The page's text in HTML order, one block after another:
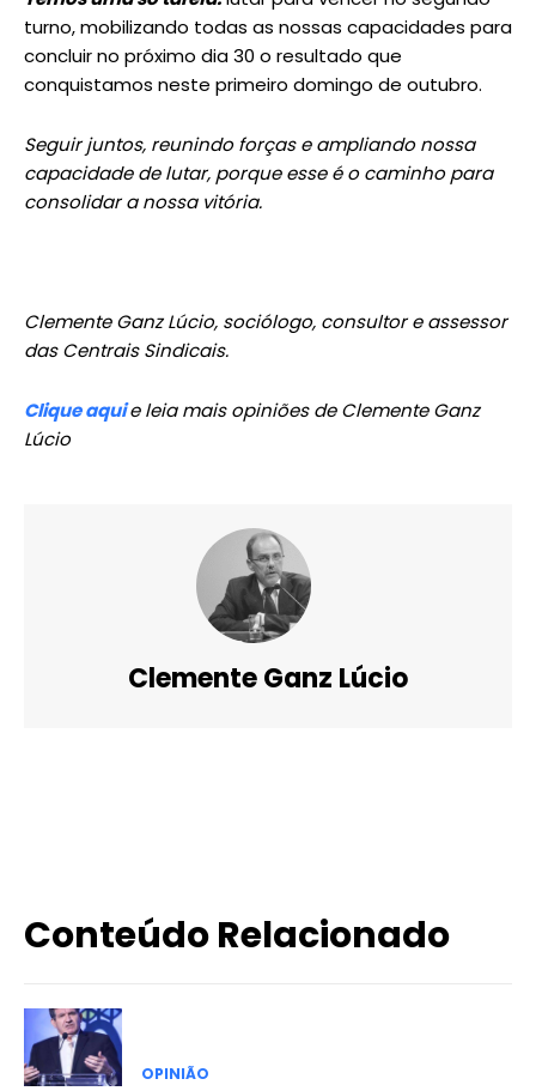
turno, mobilizando todas as nossas capacidades para
concluir no próximo dia 30 o resultado que
conquistamos neste primeiro domingo de outubro.
Seguir juntos, reunindo forças e ampliando nossa
capacidade de lutar, porque esse é o caminho para
consolidar a nossa vitória.
Clemente Ganz Lúcio, sociólogo, consultor e assessor
das Centrais Sindicais.
Clique aquie leia mais opiniões de Clemente Ganz
Lúcio
Clemente Ganz Lúcio
Conteúdo Relacionado
OPINIÃO